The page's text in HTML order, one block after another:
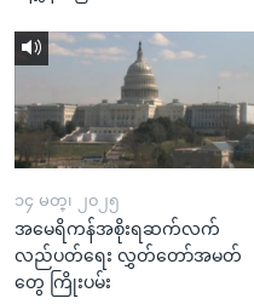
၁၄ မတ္၊ ၂၀၂၅
အမေရိကန်အစိုးရဆက်လက်
လည်ပတ်ရေး လွှတ်တော်အမတ်
တွေ ကြိုးပမ်း